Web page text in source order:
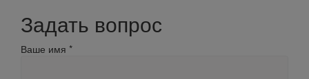
Задать вопрос
Ваше имя *